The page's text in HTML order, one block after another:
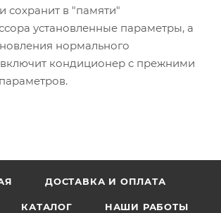
сохранит в "памяти"
установленные параметры, а
нормального
кондиционер с прежними
ДОСТАВКА И ОПЛАТА
КАТАЛОГ НАШИ РАБОТЫ